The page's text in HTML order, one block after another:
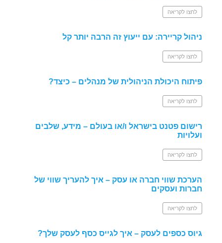
לחצו לקריאה
ניהול קריירה: עם ייעוץ זה הרבה יותר קל
לחצו לקריאה
פיתוח היכולת הניהולית של מנהלים – כיצד?
לחצו לקריאה
רישום פטנט בישראל ו/או בעולם – מידע, שלבים
ועלויות
לחצו לקריאה
הערכת שווי חברה או עסק – איך להעריך שווי של
חברות ועסקים
לחצו לקריאה
גיוס כספים לעסק – איך לגייס כסף לעסק שלך?